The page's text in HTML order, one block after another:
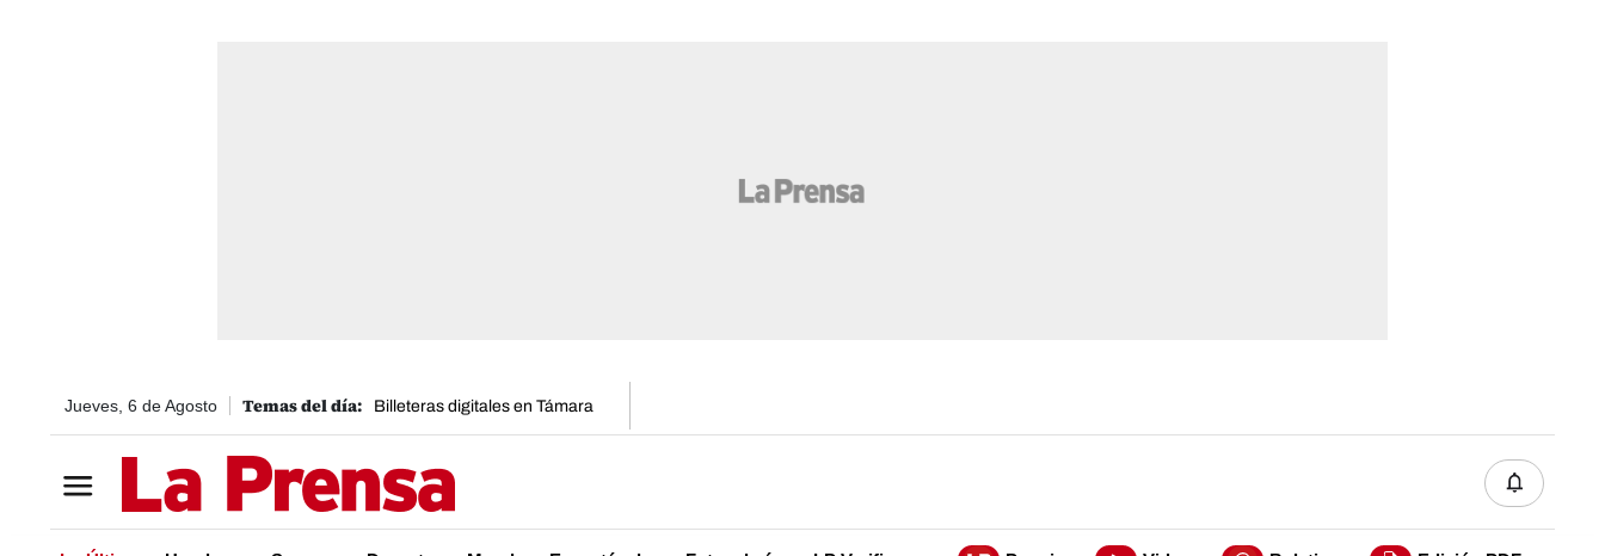
Jueves, 6 de Agosto Billeteras digitales en Támara